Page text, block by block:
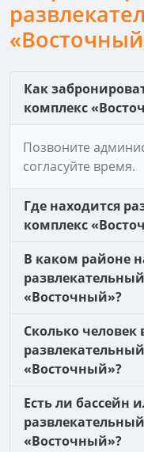
Как
комплекс
Позвоните
согласуйте время.
Где находится
комплекс
В каком районе
«Восточный»?
Сколько
«Восточный»?
Есть ли бассейн
«Восточный»?